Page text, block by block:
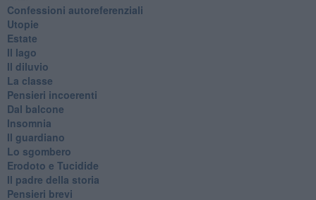
Confessioni autoreferenziali
Utopie
Estate
Il lago
Il diluvio
La classe
Pensieri incoerenti
Dal balcone
Insomnia
Il guardiano
Lo sgombero
Erodoto e Tucidide
Il padre della storia
Pensieri brevi